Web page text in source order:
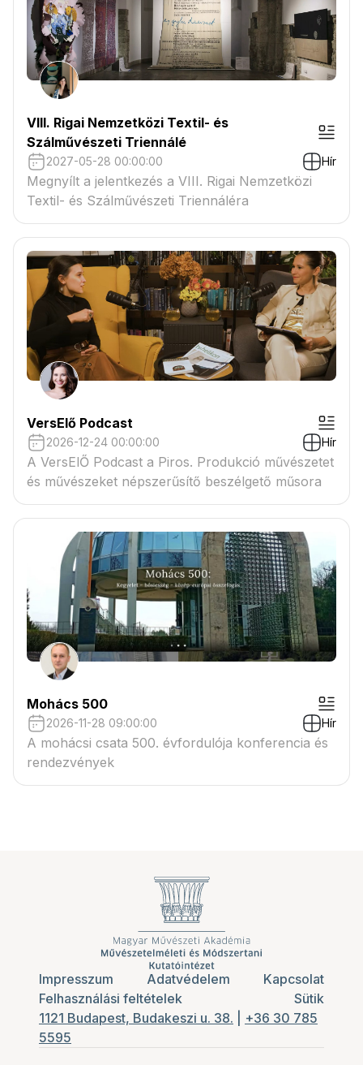
VIII. Rigai Nemzetközi Textil- és
Szálművészeti Triennálé
2027-05-28 00:00:00 Hír
Megnyílt a jelentkezés a VIII. Rigai Nemzetközi
Textil- és Szálművészeti Triennáléra
VersElő Podcast
2026-12-24 00:00:00 Hír
A VersElŐ Podcast a Piros. Produkció művészetet
és művészeket népszerűsítő beszélgető műsora
Mohács 500
2026-11-28 09:00:00 Hír
A mohácsi csata 500. évfordulója konferencia és
rendezvények
Impresszum Adatvédelem
Kapcsolat
Felhasználási feltételek
Sütik
1121 Budapest, Budakeszi u. 38.
+36 30 785
5595